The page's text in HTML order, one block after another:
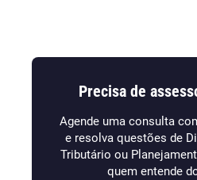
Precisa de
Agende uma consulta
e resolva questões de
Tributário ou
quem entende